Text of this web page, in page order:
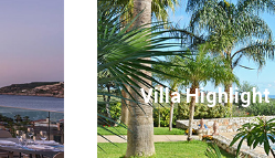
Villa Highlight